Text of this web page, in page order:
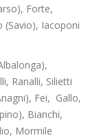
Forte,
(Savio), Iacoponi
Ranalli, Silietti
Fei, Gallo,
Bianchi,
Mormile